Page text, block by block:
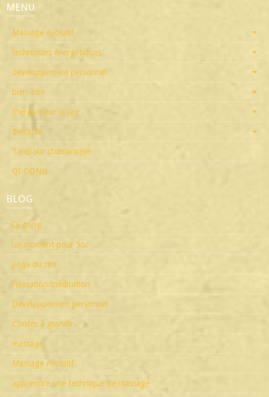
MENU
Massage évolutif
techniques énergétiques
développement personnel
bien-être
thérapie par le rire
thérapie
Tambour chamanique
QI GONG
BLOG
Qi gong
un moment pour Soi
yoga du rire
relaxation/méditation
Développement personnel
Contes à grandir
massage
Massage évolutif
apprendre une technique de massage